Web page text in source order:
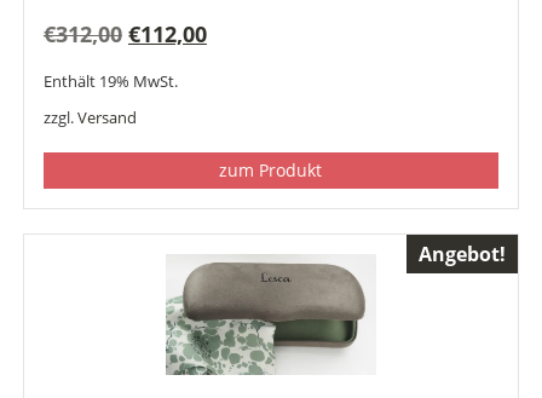
€312,00 Ursprünglicher
Preis
war:
€112,00Aktueller
Enthält 19% MwSt.
zzgl.Versand
zum Produkt
Angebot!